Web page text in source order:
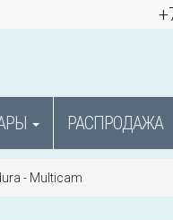
РАСПРОДАЖА
- Multicam